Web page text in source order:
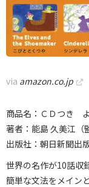
via amazon.co.jp
商品名：ＣＤつき
著者：能島 久美江（
出版社：朝日新聞出
世界の名作が10話収
簡単な文法をメイン